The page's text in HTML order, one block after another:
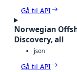
Gå til API
Norwegian
Discovery, all
json
Gå til API